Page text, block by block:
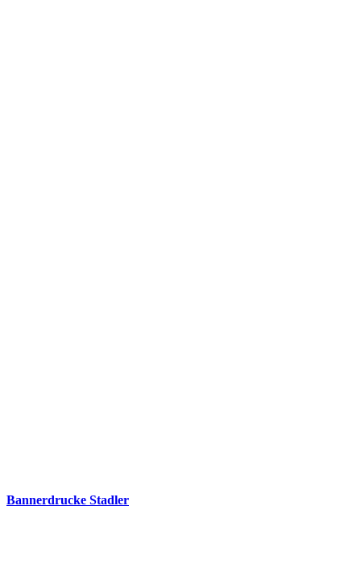
Bannerdrucke Stadler